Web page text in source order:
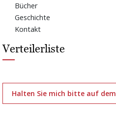
Bücher
Geschichte
Kontakt
Verteilerliste
Halten Sie mich bitte auf